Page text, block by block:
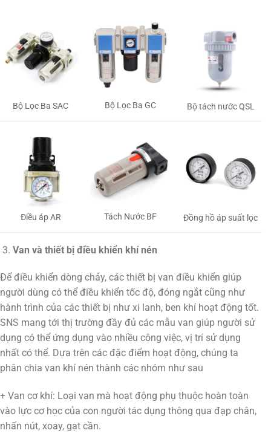
Bộ Lọc Ba SAC Bộ Lọc Ba GC Bộ tách nước QSL
Điều áp AR Tách Nước BF Đồng hồ áp suất lọc
Van và thiết bị điều khiển khí nén
Để điều khiển dòng chảy, các thiết bị van điều khiển giúp
người dùng có thể điều khiển tốc độ, đóng ngắt cũng như
hành trình của các thiết bị như xi lanh, ben khí hoạt động tốt.
SNS mang tới thị trường đầy đủ các mẫu van giúp người sử
dụng có thể ứng dụng vào nhiều công việc, vị trí sử dụng
nhất có thể. Dựa trên các đặc điểm hoạt động, chúng ta
phân chia van khí nén thành các nhóm như sau
+ Van cơ khí: Loại van mà hoạt động phụ thuộc hoàn toàn
vào lực cơ học của con người tác dụng thông qua đạp chân,
nhấn nút, xoay, gạt cần.